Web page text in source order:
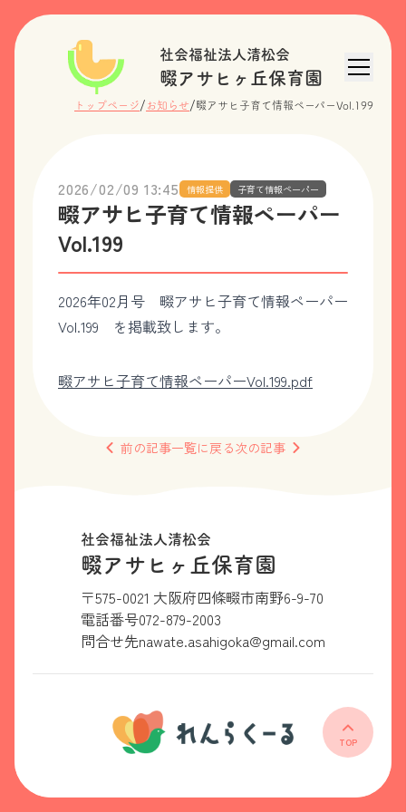
社会福祉法人清松会
畷アサヒヶ丘保育園
トップページ/ お知らせ/畷アサヒ子育て情報ペーパーVol.199
2026/02/09 13:45 情報提供 子育て情報ペーパー
畷アサヒ子育て情報ペーパー
Vol.199
2026年02月号 畷アサヒ子育て情報ペーパー
Vol.199 を掲載致します。
畷アサヒ子育て情報ペーパーVol.199.pdf
前の記事一覧に戻る次の記事
社会福祉法人清松会
畷アサヒヶ丘保育園
〒575-0021 大阪府四條畷市南野6-9-70
電話番号072-879-2003
問合せ先nawate.asahigoka@gmail.com
TOP